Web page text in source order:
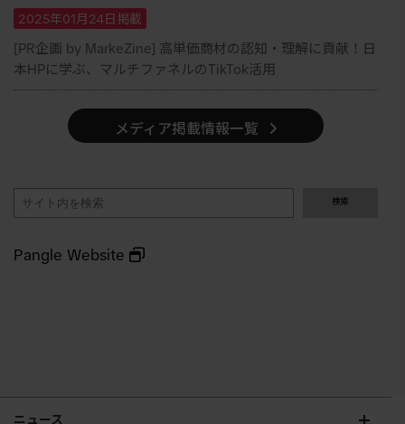
2025年01月24日掲載
[PR企画 by MarkeZine] 高単価商材の認知・理解に貢献！日
本HPに学ぶ、マルチファネルのTikTok活用
メディア掲載情報一覧
検索
Pangle Website
ニュース